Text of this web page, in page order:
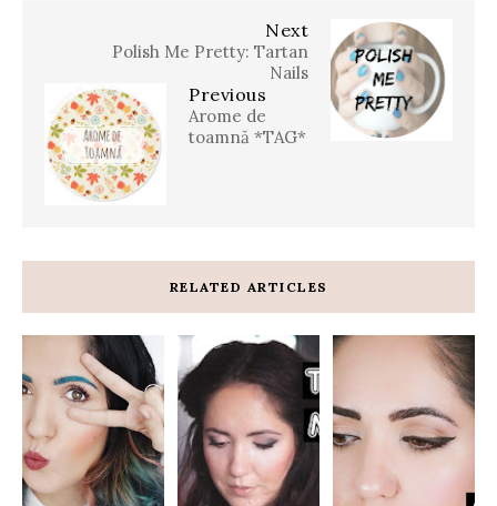
Next
Polish Me Pretty: Tartan
Nails
Previous
Arome de
toamnă *TAG*
RELATED ARTICLES